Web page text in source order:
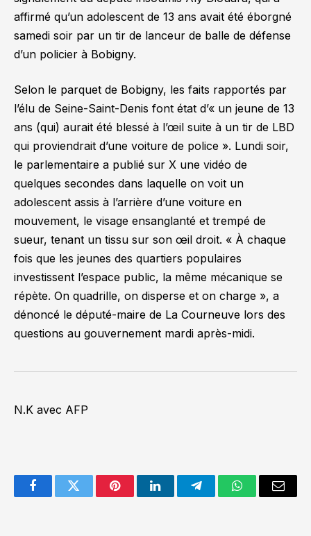
affirmé qu’un adolescent de 13 ans avait été éborgné
samedi soir par un tir de lanceur de balle de défense
d’un policier à Bobigny.
Selon le parquet de Bobigny, les faits rapportés par
l’élu de Seine-Saint-Denis font état d’« un jeune de 13
ans (qui) aurait été blessé à l’œil suite à un tir de LBD
qui proviendrait d’une voiture de police ». Lundi soir,
le parlementaire a publié sur X une vidéo de
quelques secondes dans laquelle on voit un
adolescent assis à l’arrière d’une voiture en
mouvement, le visage ensanglanté et trempé de
sueur, tenant un tissu sur son œil droit. « À chaque
fois que les jeunes des quartiers populaires
investissent l’espace public, la même mécanique se
répète. On quadrille, on disperse et on charge », a
dénoncé le député-maire de La Courneuve lors des
questions au gouvernement mardi après-midi.
N.K avec AFP
FacebookTwitter PinterestLinkedInTelegramWhatsAppEmail